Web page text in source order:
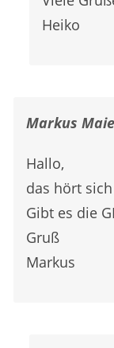
Heiko
Markus
Hallo,
das hört
Gibt es die
Gruß
Markus